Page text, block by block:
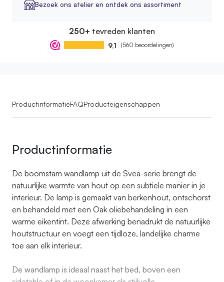
Bezoek ons atelier en ontdek ons assortiment
250+ tevreden klanten
9,1 (560 beoordelingen)
ProductinformatieFAQProducteigenschappen
Productinformatie
De boomstam wandlamp uit de Svea-serie brengt de
natuurlijke warmte van hout op een subtiele manier in je
interieur. De lamp is gemaakt van berkenhout, ontschorst
en behandeld met een Oak oliebehandeling in een
warme eikentint. Deze afwerking benadrukt de natuurlijke
houtstructuur en voegt een tijdloze, landelijke charme
toe aan elk interieur.
De wandlamp is ideaal naast het bed, boven een